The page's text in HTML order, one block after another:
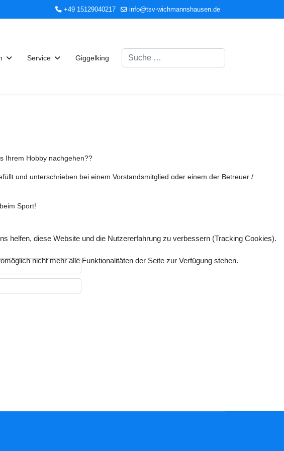
+49 15129040217 info@tsv-wichmannshausen.de
Service Giggelking
Suchen
Ihrem Hobby nachgehen??
und unterschrieben bei einem Vorstandsmitglied oder einem der Betreuer /
Sport!
helfen, diese Website und die Nutzererfahrung zu verbessern (Tracking Cookies).
nicht mehr alle Funktionalitäten der Seite zur Verfügung stehen.